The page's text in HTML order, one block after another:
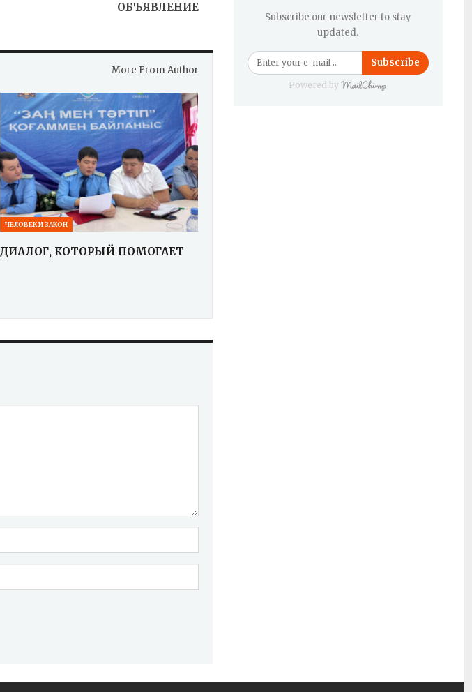
ОБЪЯВЛЕНИЕ
More From Author
ЧЕЛОВЕК И ЗАКОН
ДИАЛОГ, КОТОРЫЙ ПОМОГАЕТ
Subscribe our newsletter to stay
updated.
Subscribe
Powered by